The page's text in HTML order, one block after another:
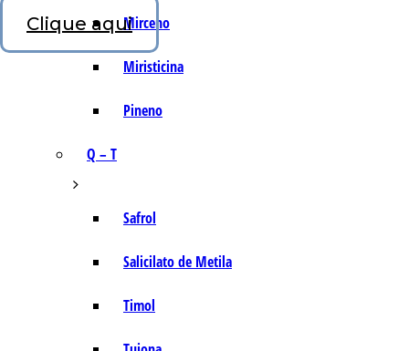
Mirceno
Miristicina
Pineno
Q – T
Safrol
Salicilato de Metila
Timol
Clique aqui